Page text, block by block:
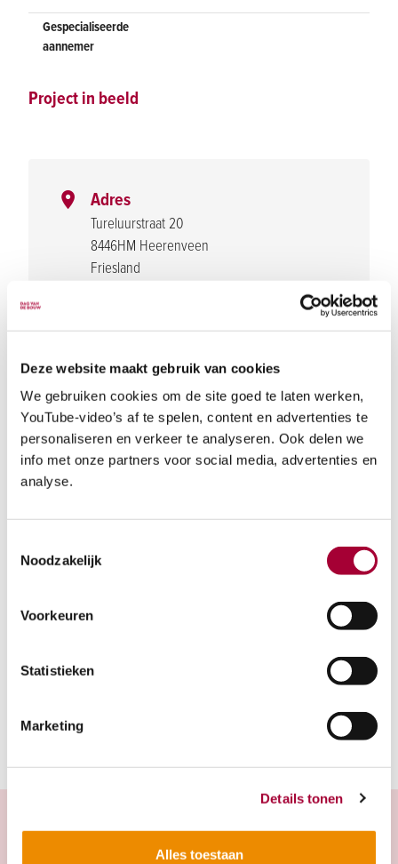
Deze website maakt gebruik van cookies
We gebruiken cookies om de site goed te laten werken,
YouTube-video’s af te spelen, content en advertenties te
personaliseren en verkeer te analyseren. Ook delen we
info met onze partners voor social media, advertenties en
analyse.
Noodzakelijk
Voorkeuren
Statistieken
Marketing
Details tonen
Alles toestaan
Gespecialiseerde
aannemer
Project in beeld
Adres
Tureluurstraat 20
8446HM Heerenveen
Friesland
Bezoekuren
Parkeergelegenheid
Vanaf A7: afslag 10 Heerenveen-Centrum,
volg N392. Bij rotonde rechtdoor
Aengwirderweg, volg De Greiden, via
Volg dit project op social media
Website